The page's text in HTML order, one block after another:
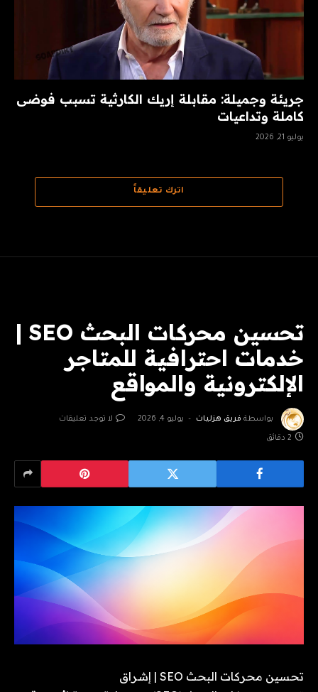
جريئة وجميلة: مقابلة إريك الكارثية تسبب فوضى
كاملة وتداعيات
يوليو 21, 2026
اترك تعليقاً
تحسين محركات البحث SEO |
خدمات احترافية للمتاجر
الإلكترونية والمواقع
بواسطة فريق هزليات يوليو 4, 2026 لا توجد تعليقات
2 دقائق
تحسين محركات البحث SEO | إشراق